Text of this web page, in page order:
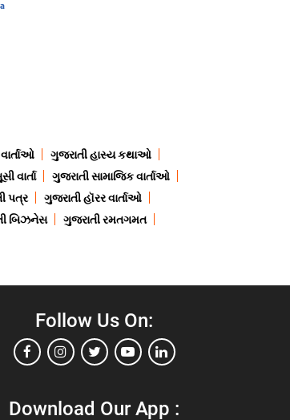
ગુજરાતી હાસ્ય કથાઓ
વાર્તા
ગુજરાતી સામાજિક વાર્તાઓ
પત્ર
ગુજરાતી હૉરર વાર્તાઓ
બિઝનેસ
ગુજરાતી રમતગમત
Follow Us On:
Download Our App :